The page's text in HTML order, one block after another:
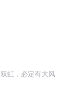
虹，必定有大风